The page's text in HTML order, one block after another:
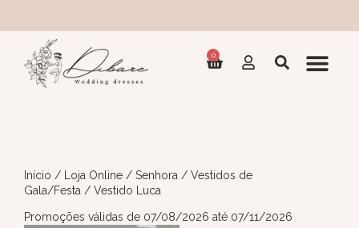
0
Início / Loja Online / Senhora / Vestidos de
Gala/Festa / Vestido Luca
Promoções válidas de 07/08/2026 até 07/11/2026